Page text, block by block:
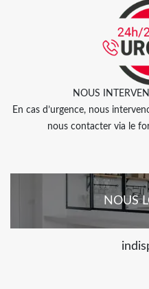
NOUS
En cas d’urgence, nous
nous contacter via le
NOUS